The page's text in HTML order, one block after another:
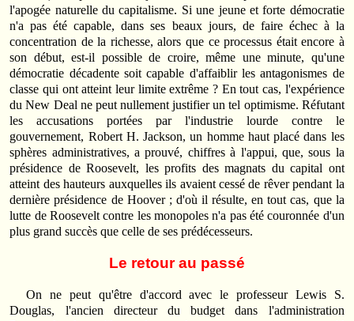
l'apogée naturelle du capitalisme. Si une jeune et forte démocratie
n'a pas été capable, dans ses beaux jours, de faire échec à la
concentration de la richesse, alors que ce processus était encore à
son début, est-il possible de croire, même une minute, qu'une
démocratie décadente soit capable d'affaiblir les antagonismes de
classe qui ont atteint leur limite extrême ? En tout cas, l'expérience
du New Deal ne peut nullement justifier un tel optimisme. Réfutant
les accusations portées par l'industrie lourde contre le
gouvernement, Robert H. Jackson, un homme haut placé dans les
sphères administratives, a prouvé, chiffres à l'appui, que, sous la
présidence de Roosevelt, les profits des magnats du capital ont
atteint des hauteurs auxquelles ils avaient cessé de rêver pendant la
dernière présidence de Hoover ; d'où il résulte, en tout cas, que la
lutte de Roosevelt contre les monopoles n'a pas été couronnée d'un
plus grand succès que celle de ses prédécesseurs.
Le retour au passé
On ne peut qu'être d'accord avec le professeur Lewis S.
Douglas, l'ancien directeur du budget dans l'administration